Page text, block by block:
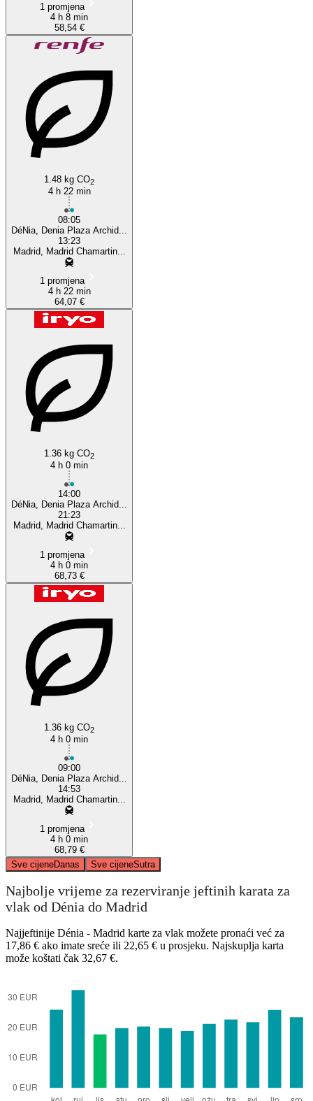
1 promjena
4 h 8 min
58,54 €
1.48 kg CO2
4 h 22 min
08:05
DéNia, Denia Plaza Archid...
13:23
Madrid, Madrid Chamartin...
1 promjena
4 h 22 min
64,07 €
1.36 kg CO2
4 h 0 min
14:00
DéNia, Denia Plaza Archid...
21:23
Madrid, Madrid Chamartin...
1 promjena
4 h 0 min
68,73 €
1.36 kg CO2
4 h 0 min
09:00
DéNia, Denia Plaza Archid...
14:53
Madrid, Madrid Chamartin...
1 promjena
4 h 0 min
68,79 €
Sve cijeneDanas Sve cijeneSutra
Najbolje vrijeme za rezerviranje jeftinih karata za
vlak od Dénia do Madrid
Najjeftinije Dénia - Madrid karte za vlak možete pronaći već za
17,86 € ako imate sreće ili 22,65 € u prosjeku. Najskuplja karta
može koštati čak 32,67 €.